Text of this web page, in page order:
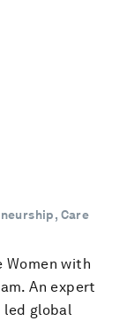
Care
with
An expert
led global